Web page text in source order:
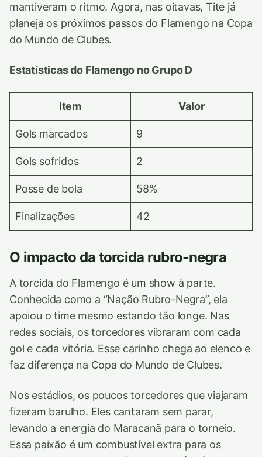
mantiveram o ritmo. Agora, nas oitavas, Tite já
planeja os próximos passos do Flamengo na Copa
do Mundo de Clubes.
Estatísticas do Flamengo no Grupo D
Item Valor
Gols marcados 9
Gols sofridos 2
Posse de bola 58%
Finalizações 42
O impacto da torcida rubro-negra
A torcida do Flamengo é um show à parte.
Conhecida como a “Nação Rubro-Negra”, ela
apoiou o time mesmo estando tão longe. Nas
redes sociais, os torcedores vibraram com cada
gol e cada vitória. Esse carinho chega ao elenco e
faz diferença na Copa do Mundo de Clubes.
Nos estádios, os poucos torcedores que viajaram
fizeram barulho. Eles cantaram sem parar,
levando a energia do Maracanã para o torneio.
Essa paixão é um combustível extra para os